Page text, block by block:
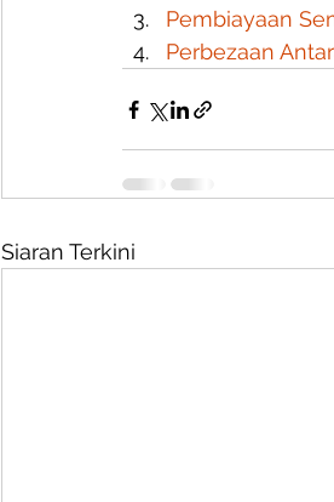
Pembiayaan
Perbezaan
Siaran Terkini